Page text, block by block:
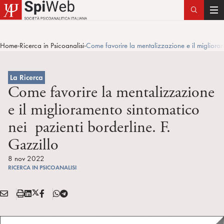
T
g
a
Home>Ricerca in Psicoanalisi>Come favorire la mentalizzazione e il
La Ricerca
Come favorire la mentalizzazione
e il miglioramento sintomatico
nei pazienti borderline. F.
Gazzillo
8 nov 2022
RICERCA IN PSICOANALISI
Condividi:
E
A
S
a
L
n
X
T
F
T
l